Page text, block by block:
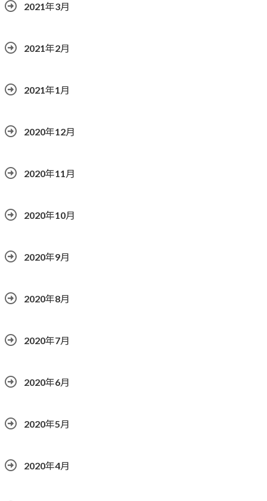
2021年3月
2021年2月
2021年1月
2020年12月
2020年11月
2020年10月
2020年9月
2020年8月
2020年7月
2020年6月
2020年5月
2020年4月